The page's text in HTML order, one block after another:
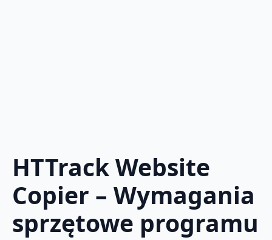
HTTrack Website
Copier – Wymagania
sprzętowe programu